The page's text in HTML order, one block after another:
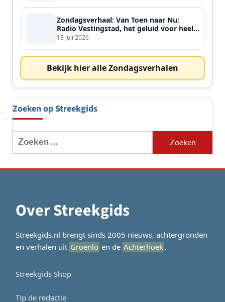
Zondagsverhaal: Van Toen naar Nu:
Radio Vestingstad, het geluid voor heel
de streek
18 juli 2026
Bekijk hier alle Zondagsverhalen
Zoeken op Streekgids
Zoeken
naar:
Over Streekgids
Streekgids.nl brengt sinds 2005 nieuws, achtergronden
en verhalen uit Groenlo en de Achterhoek.
Streekgids Shop
Tip de redactie